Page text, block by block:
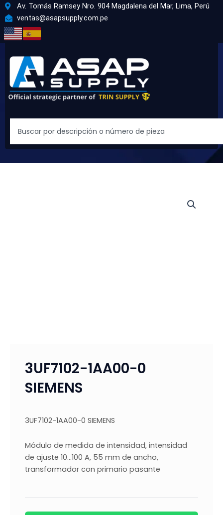
contenido
Av. Tomás Ramsey Nro. 904 Magdalena del Mar, Lima, Perú
ventas@asapsupply.com.pe
3UF7102-1AA00-0
SIEMENS
3UF7102-1AA00-0 SIEMENS
Módulo de medida de intensidad, intensidad
de ajuste 10…100 A, 55 mm de ancho,
transformador con primario pasante